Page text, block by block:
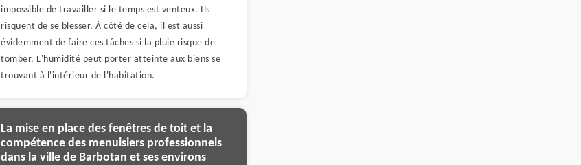
impossible de travailler si le temps est venteux. Ils
risquent de se blesser. À côté de cela, il est aussi
évidemment de faire ces tâches si la pluie risque de
tomber. L'humidité peut porter atteinte aux biens se
trouvant à l'intérieur de l'habitation.
La mise en place des fenêtres de toit et la
compétence des menuisiers professionnels
dans la ville de Barbotan et ses environs